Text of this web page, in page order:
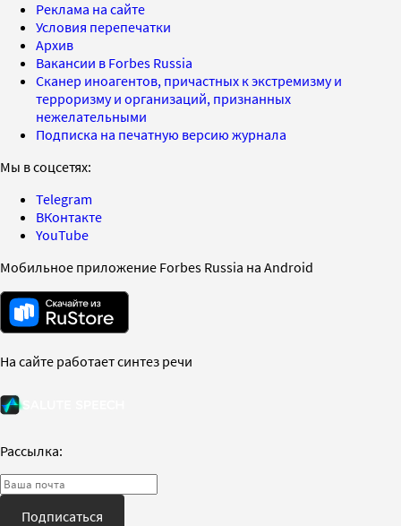
Реклама на сайте
Условия перепечатки
Архив
Вакансии в Forbes Russia
Сканер иноагентов, причастных к экстремизму и
терроризму и организаций, признанных
нежелательными
Подписка на печатную версию журнала
Мы в соцсетях:
Telegram
ВКонтакте
YouTube
Мобильное приложение Forbes Russia на Android
На сайте работает синтез речи
Рассылка:
Подписаться